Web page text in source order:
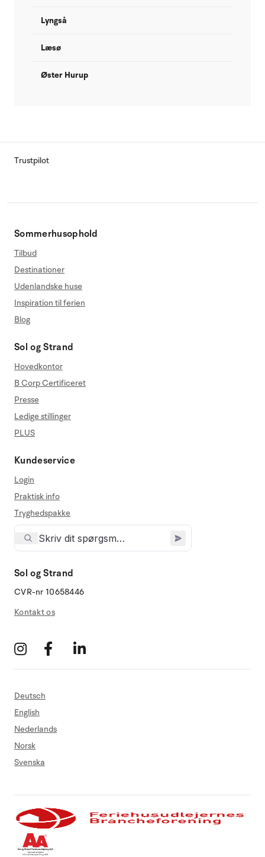
Lyngså
Læsø
Øster Hurup
Trustpilot
Sommerhusophold
Tilbud
Destinationer
Udenlandske huse
Inspiration til ferien
Blog
Sol og Strand
Hovedkontor
B Corp Certificeret
Presse
Ledige stillinger
PLUS
Kundeservice
Login
Praktisk info
Tryghedspakke
Sol og Strand
CVR-nr 10658446
Kontakt os
Deutsch
English
Nederlands
Norsk
Svenska